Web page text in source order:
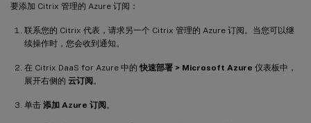
要添加 Citrix 管理的 Azure 订阅：
联系您的 Citrix 代表，请求另一个 Citrix 管理的 Azure 订阅。当您可以继
续操作时，您会收到通知。
在 Citrix DaaS for Azure 中的快速部署 > Microsoft Azure 仪表板中，
展开右侧的 云订阅。
单击 添加 Azure 订阅。